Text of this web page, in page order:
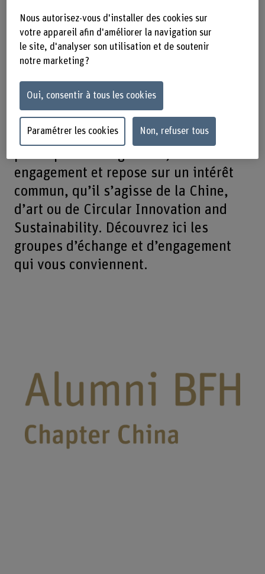
Les groupes d’intérêt d’alumni sont
des communautés placées sous l’égide
de l’association faitière des alumni – à
la différence des associations d’alumni
qui ne sont pas dotées d’une
personnalité juridique propre. La
engagement et repose sur un intérêt
commun, qu’il s’agisse de la Chine,
d’art ou de Circular Innovation and
Sustainability. Découvrez ici les
groupes d’échange et d’engagement
qui vous conviennent.
Nous autorisez-vous d'installer des cookies sur
votre appareil afin d'améliorer la navigation sur
le site, d'analyser son utilisation et de soutenir
notre marketing ?
Oui, consentir à tous les cookies
Paramétrer les cookies Non, refuser tous